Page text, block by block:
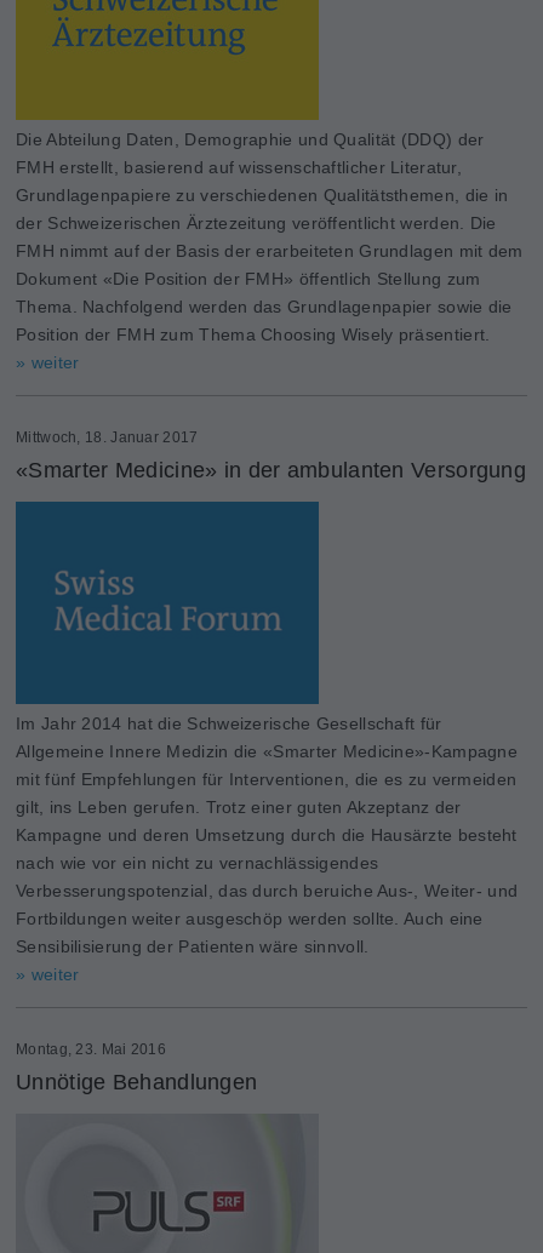
Die Abteilung Daten, Demographie und Qualität (DDQ) der
FMH erstellt, basierend auf wissenschaftlicher Lite­ratur,
Grundlagenpapiere zu verschiedenen Qualitätsthemen, die in
der Schweizerischen Ärztezeitung veröffentlicht werden. Die
FMH nimmt auf der Basis der erarbeiteten Grundlagen mit dem
Dokument «Die ­Position der FMH» öffentlich Stellung zum
Thema. Nachfolgend werden das Grundlagen­papier sowie die
Position der FMH zum Thema Choosing Wisely prä­sentiert.
» weiter
Mittwoch, 18. Januar 2017
«Smarter Medicine» in der ambulanten Versorgung
Im Jahr 2014 hat die Schweizerische Gesellschaft für
Allgemeine Innere Medizin die «Smarter Medicine»-Kampagne
mit fünf Empfehlungen für Interventionen, die es zu vermeiden
gilt, ins Leben gerufen. Trotz einer guten Akzeptanz der
Kampagne und deren Umsetzung durch die Hausärzte besteht
nach wie vor ein nicht zu vernachlässigendes
Verbesserungspotenzial, das durch beruiche Aus-, Weiter- und
Fortbildungen weiter ausgeschöp werden sollte. Auch eine
Sensibilisierung der Patienten wäre sinnvoll.
» weiter
Montag, 23. Mai 2016
Unnötige Behandlungen